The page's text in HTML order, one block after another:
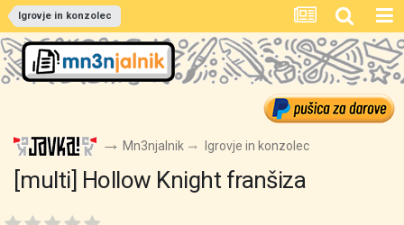
Igrovje in konzolec
Mn3njalnik Igrovje in konzolec
[multi] Hollow Knight franšiza